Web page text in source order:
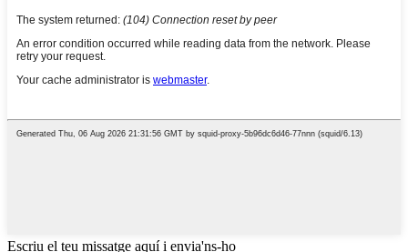
Escriu el teu missatge aquí i envia'ns-ho